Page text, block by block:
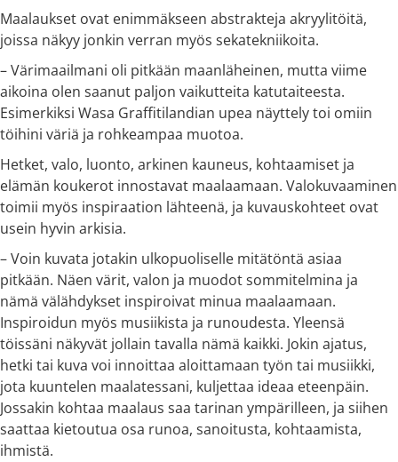
Maalaukset ovat enimmäkseen abstrakteja akryylitöitä,
joissa näkyy jonkin verran myös sekatekniikoita.
– Värimaailmani oli pitkään maanläheinen, mutta viime
aikoina olen saanut paljon vaikutteita katutaiteesta.
Esimerkiksi Wasa Graffitilandian upea näyttely toi omiin
töihini väriä ja rohkeampaa muotoa.
Hetket, valo, luonto, arkinen kauneus, kohtaamiset ja
elämän koukerot innostavat maalaamaan. Valokuvaaminen
toimii myös inspiraation lähteenä, ja kuvauskohteet ovat
usein hyvin arkisia.
– Voin kuvata jotakin ulkopuoliselle mitätöntä asiaa
pitkään. Näen värit, valon ja muodot sommitelmina ja
nämä välähdykset inspiroivat minua maalaamaan.
Inspiroidun myös musiikista ja runoudesta. Yleensä
töissäni näkyvät jollain tavalla nämä kaikki. Jokin ajatus,
hetki tai kuva voi innoittaa aloittamaan työn tai musiikki,
jota kuuntelen maalatessani, kuljettaa ideaa eteenpäin.
Jossakin kohtaa maalaus saa tarinan ympärilleen, ja siihen
saattaa kietoutua osa runoa, sanoitusta, kohtaamista,
ihmistä.